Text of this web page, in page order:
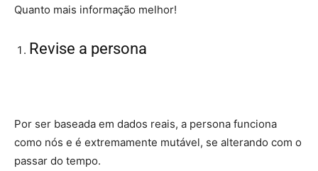
Quanto mais informação melhor!
Revise a persona
Por ser baseada em dados reais, a persona funciona
como nós e é extremamente mutável, se alterando com o
passar do tempo.